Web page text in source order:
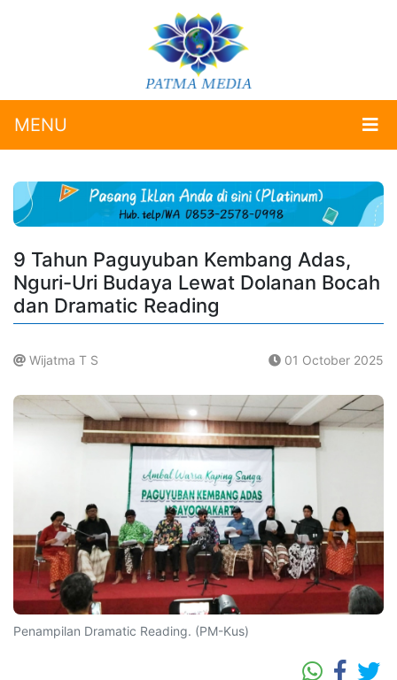
MENU
9 Tahun Paguyuban Kembang Adas,
Nguri-Uri Budaya Lewat Dolanan Bocah
dan Dramatic Reading
Wijatma T S 01 October 2025
Penampilan Dramatic Reading. (PM-Kus)